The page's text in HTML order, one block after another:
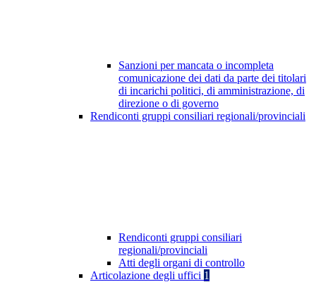
Sanzioni per mancata o incompleta
comunicazione dei dati da parte dei titolari
di incarichi politici, di amministrazione, di
direzione o di governo
Rendiconti gruppi consiliari regionali/provinciali
Rendiconti gruppi consiliari
regionali/provinciali
Atti degli organi di controllo
Articolazione degli uffici 1